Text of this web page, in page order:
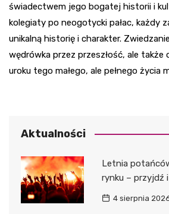
świadectwem jego bogatej historii i
kolegiaty po neogotycki pałac, każdy
unikalną historię i charakter.
wędrówka przez przeszłość, ale także
uroku tego małego, ale pełnego życia
Aktualności
Letnia
rynku – przyjdź
4 sierpnia